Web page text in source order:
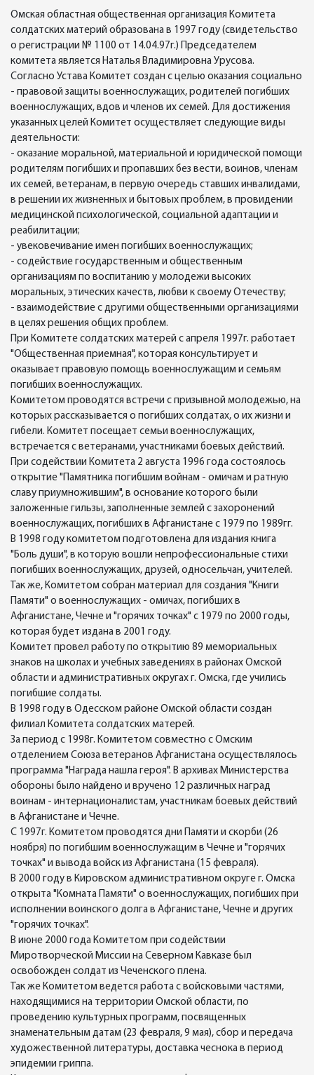
Омская областная общественная организация Комитета
солдатских материй образована в 1997 году (свидетельство
о регистрации № 1100 от 14.04.97г.) Председателем
комитета является Наталья Владимировна Урусова.
Согласно Устава Комитет создан с целью оказания социально
- правовой защиты военнослужащих, родителей погибших
военнослужащих, вдов и членов их семей. Для достижения
указанных целей Комитет осуществляет следующие виды
деятельности:
- оказание моральной, материальной и юридической помощи
родителям погибших и пропавших без вести, воинов, членам
их семей, ветеранам, в первую очередь ставших инвалидами,
в решении их жизненных и бытовых проблем, в провидении
медицинской психологической, социальной адаптации и
реабилитации;
- увековечивание имен погибших военнослужащих;
- содействие государственным и общественным
организациям по воспитанию у молодежи высоких
моральных, этических качеств, любви к своему Отечеству;
- взаимодействие с другими общественными организациями
в целях решения общих проблем.
При Комитете солдатских матерей с апреля 1997г. работает
"Общественная приемная", которая консультирует и
оказывает правовую помощь военнослужащим и семьям
погибших военнослужащих.
Комитетом проводятся встречи с призывной молодежью, на
которых рассказывается о погибших солдатах, о их жизни и
гибели. Комитет посещает семьи военнослужащих,
встречается с ветеранами, участниками боевых действий.
При содействии Комитета 2 августа 1996 года состоялось
открытие "Памятника погибшим войнам - омичам и ратную
славу приумножившим", в основание которого были
заложенные гильзы, заполненные землей с захоронений
военнослужащих, погибших в Афганистане с 1979 по 1989гг.
В 1998 году комитетом подготовлена для издания книга
"Боль души", в которую вошли непрофессиональные стихи
погибших военнослужащих, друзей, односельчан, учителей.
Так же, Комитетом собран материал для создания "Книги
Памяти" о военнослужащих - омичах, погибших в
Афганистане, Чечне и "горячих точках" с 1979 по 2000 годы,
которая будет издана в 2001 году.
Комитет провел работу по открытию 89 мемориальных
знаков на школах и учебных заведениях в районах Омской
области и административных округах г. Омска, где учились
погибшие солдаты.
В 1998 году в Одесском районе Омской области создан
филиал Комитета солдатских матерей.
За период с 1998г. Комитетом совместно с Омским
отделением Союза ветеранов Афганистана осуществлялось
программа "Награда нашла героя". В архивах Министерства
обороны было найдено и вручено 12 различных наград
воинам - интернационалистам, участникам боевых действий
в Афганистане и Чечне.
С 1997г. Комитетом проводятся дни Памяти и скорби (26
ноября) по погибшим военнослужащим в Чечне и "горячих
точках" и вывода войск из Афганистана (15 февраля).
В 2000 году в Кировском административном округе г. Омска
открыта "Комната Памяти" о военнослужащих, погибших при
исполнении воинского долга в Афганистане, Чечне и других
"горячих точках".
В июне 2000 года Комитетом при содействии
Миротворческой Миссии на Северном Кавказе был
освобожден солдат из Чеченского плена.
Так же Комитетом ведется работа с войсковыми частями,
находящимися на территории Омской области, по
проведению культурных программ, посвященных
знаменательным датам (23 февраля, 9 мая), сбор и передача
художественной литературы, доставка чеснока в период
эпидемии гриппа.